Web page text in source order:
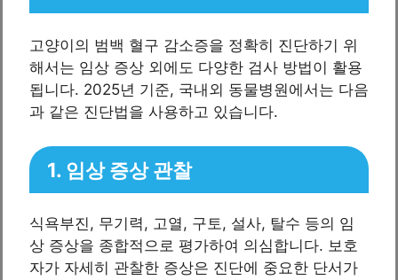
고양이의 범백 혈구 감소증을 정확히 진단하기 위
해서는 임상 증상 외에도 다양한 검사 방법이 활용
됩니다. 2025년 기준, 국내외 동물병원에서는 다음
과 같은 진단법을 사용하고 있습니다.
1. 임상 증상 관찰
식욕부진, 무기력, 고열, 구토, 설사, 탈수 등의 임
상 증상을 종합적으로 평가하여 의심합니다. 보호
자가 자세히 관찰한 증상은 진단에 중요한 단서가